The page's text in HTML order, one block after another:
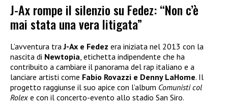
J-Ax rompe il silenzio su Fedez: “Non c’è
mai stata una vera litigata”
L’avventura traJ-Ax e Fedez era iniziata nel 2013 con la
nascita di Newtopia, etichetta indipendente che ha
contribuito a cambiare il panorama del rap italiano e a
lanciare artisti come Fabio Rovazzi e Denny LaHome. Il
progetto raggiunse il suo apice con l’album Comunisti col
Rolex e con il concerto-evento allo stadio San Siro.